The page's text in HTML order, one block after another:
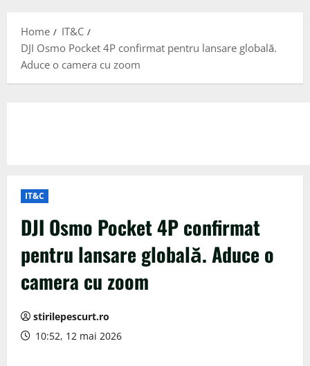
Home
IT&C
DJI Osmo Pocket 4P confirmat pentru lansare globală.
Aduce o camera cu zoom
IT&C
DJI Osmo Pocket 4P confirmat
pentru lansare globală. Aduce o
camera cu zoom
stirilepescurt.ro
10:52, 12 mai 2026